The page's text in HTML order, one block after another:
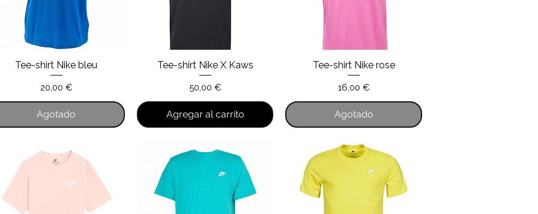
Vista rápida
Tee-shirt Nike bleu
Precio
20,00 €
Agotado
Vista rápida
Tee-shirt Nike X Kaws
Precio
50,00 €
Agregar al carrito
Vista rápida
Tee-shirt Nike rose
Precio
16,00 €
Agotado